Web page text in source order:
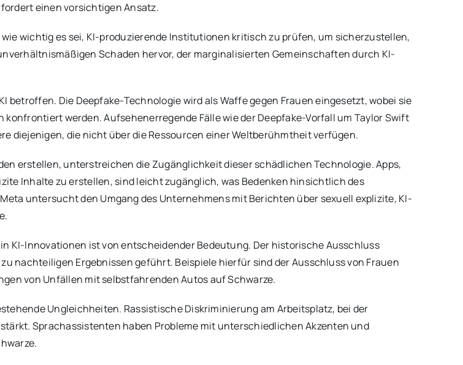
einen vorsichtigen Ansatz.
wichtig es sei, KI-produzierende Institutionen kritisch zu prüfen, um sicherzustellen,
Schaden hervor, der marginalisierten Gemeinschaften durch KI-
Die Deepfake-Technologie wird als Waffe gegen Frauen eingesetzt, wobei sie
werden. Aufsehenerregende Fälle wie der Deepfake-Vorfall um Taylor Swift
diejenigen, die nicht über die Ressourcen einer Weltberühmtheit verfügen.
erstellen, unterstreichen die Zugänglichkeit dieser schädlichen Technologie. Apps,
Inhalte zu erstellen, sind leicht zugänglich, was Bedenken hinsichtlich des
untersucht den Umgang des Unternehmens mit Berichten über sexuell explizite, KI-
KI-Innovationen ist von entscheidender Bedeutung. Der historische Ausschluss
nachteiligen Ergebnissen geführt. Beispiele hierfür sind der Ausschluss von Frauen
von Unfällen mit selbstfahrenden Autos auf Schwarze.
Ungleichheiten. Rassistische Diskriminierung am Arbeitsplatz, bei der
Sprachassistenten haben Probleme mit unterschiedlichen Akzenten und